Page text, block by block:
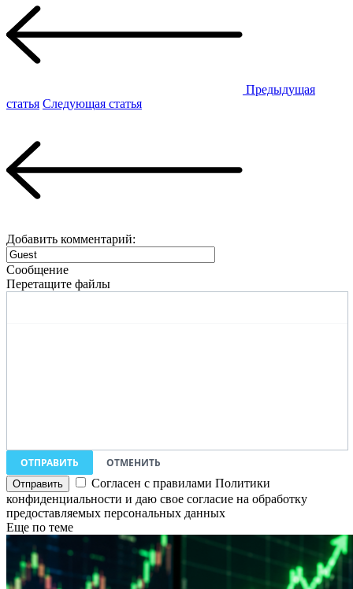
Предыдущая
статья Следующая статья
Добавить комментарий:
Сообщение
Перетащите файлы
ОТПРАВИТЬ
ОТМЕНИТЬ
Согласен с правилами Политики
конфиденциальности и даю свое согласие на обработку
предоставляемых персональных данных
Еще по теме